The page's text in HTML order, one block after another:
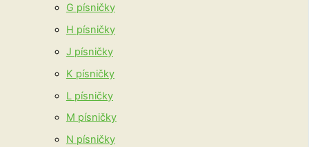
G písničky
H písničky
J písničky
K písničky
L písničky
M písničky
N písničky